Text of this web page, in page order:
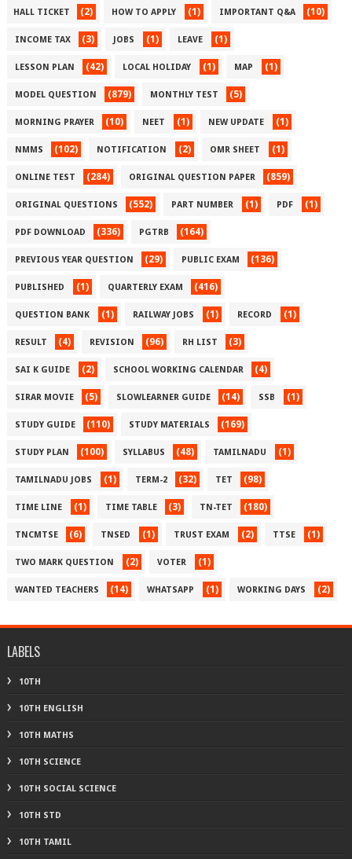
HALL TICKET (2) HOW TO APPLY (1) IMPORTANT Q&A (10)
INCOME TAX (3) JOBS (1) LEAVE (1)
LESSON PLAN (42) LOCAL HOLIDAY (1) MAP (1)
MODEL QUESTION (879) MONTHLY TEST (5)
MORNING PRAYER (10) NEET (1) NEW UPDATE (1)
NMMS (102) NOTIFICATION (2) OMR SHEET (1)
ONLINE TEST (284) ORIGINAL QUESTION PAPER (859)
ORIGINAL QUESTIONS (552) PART NUMBER (1) PDF (1)
PDF DOWNLOAD (336) PGTRB (164)
PREVIOUS YEAR QUESTION (29) PUBLIC EXAM (136)
PUBLISHED (1) QUARTERLY EXAM (416)
QUESTION BANK (1) RAILWAY JOBS (1) RECORD (1)
RESULT (4) REVISION (96) RH LIST (3)
SAI K GUIDE (2) SCHOOL WORKING CALENDAR (4)
SIRAR MOVIE (5) SLOWLEARNER GUIDE (14) SSB (1)
STUDY GUIDE (110) STUDY MATERIALS (169)
STUDY PLAN (100) SYLLABUS (48) TAMILNADU (1)
TAMILNADU JOBS (1) TERM-2 (32) TET (98)
TIME LINE (1) TIME TABLE (3) TN-TET (180)
TNCMTSE (6) TNSED (1) TRUST EXAM (2) TTSE (1)
TWO MARK QUESTION (2) VOTER (1)
WANTED TEACHERS (14) WHATSAPP (1) WORKING DAYS (2)
LABELS
10TH
10TH ENGLISH
10TH MATHS
10TH SCIENCE
10TH SOCIAL SCIENCE
10TH STD
10TH TAMIL